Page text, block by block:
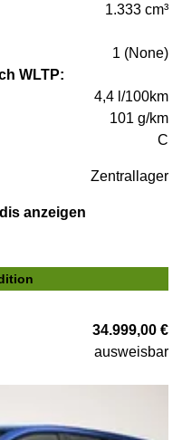
1.333 cm³
1 (None)
WLTP:
4,4 l/100km
101 g/km
C
Zentrallager
anzeigen
34.999,00 €
ausweisbar